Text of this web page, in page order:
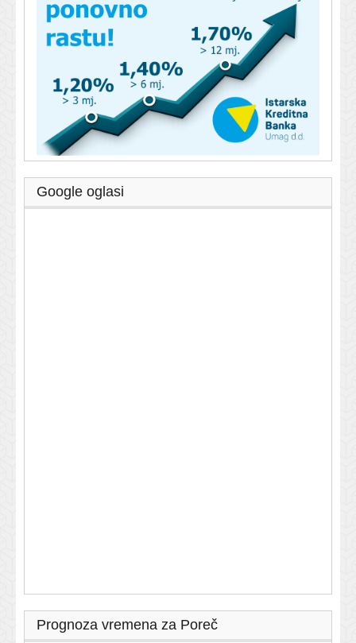
Google oglasi
Prognoza vremena za Poreč